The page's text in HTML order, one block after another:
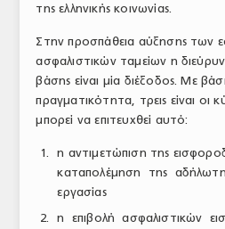
της ελληνικής κοινωνίας.
Στην προσπάθεια αύξησης των
ασφαλιστικών ταμείων η
βάσης είναι μία διέξοδος. Με
πραγματικότητα, τρεις είναι οι
μπορεί να επιτευχθεί αυτό:
η αντιμετώπιση της
καταπολέμηση της
εργασίας
η επιβολή ασφαλιστικών